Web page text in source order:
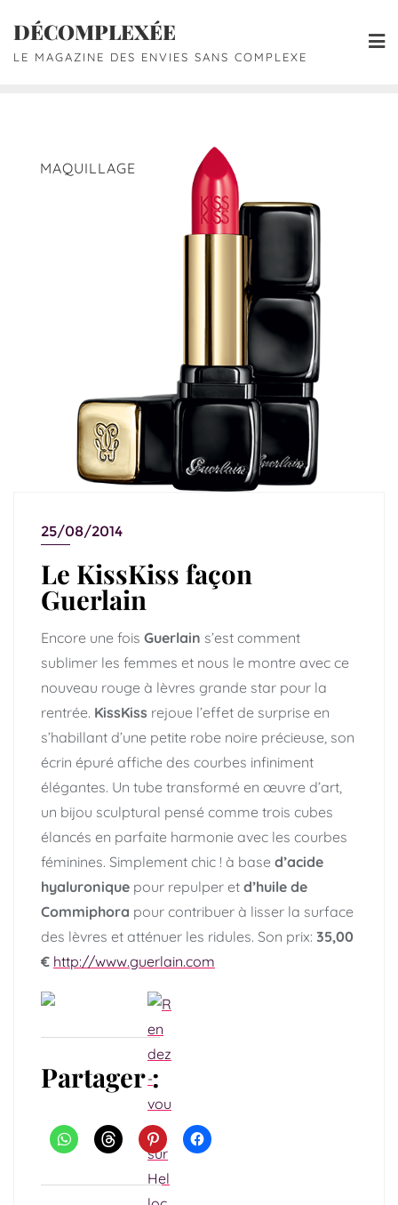
DÉCOMPLEXÉE
LE MAGAZINE DES ENVIES SANS COMPLEXE
MAQUILLAGE
25/08/2014
Le KissKiss façon
Guerlain
Encore une fois Guerlain s’est comment
sublimer les femmes et nous le montre avec ce
nouveau rouge à lèvres grande star pour la
rentrée. KissKiss rejoue l’effet de surprise en
s’habillant d’une petite robe noire précieuse, son
écrin épuré affiche des courbes infiniment
élégantes. Un tube transformé en œuvre d’art,
un bijou sculptural pensé comme trois cubes
élancés en parfaite harmonie avec les courbes
féminines. Simplement chic ! à base d’acide
hyaluronique pour repulper et d’huile de
Commiphora pour contribuer à lisser la surface
des lèvres et atténuer les ridules. Son prix: 35,00
€ http://www.guerlain.com
Partager :